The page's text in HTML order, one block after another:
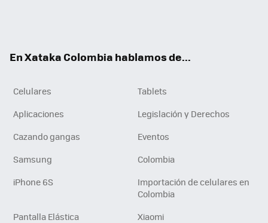
En Xataka Colombia hablamos de...
Celulares
Tablets
Aplicaciones
Legislación y Derechos
Cazando gangas
Eventos
Samsung
Colombia
iPhone 6S
Importación de celulares en
Colombia
Pantalla Elástica
Xiaomi